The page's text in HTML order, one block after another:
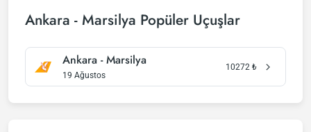
Ankara - Marsilya Popüler Uçuşlar
Ankara - Marsilya
19 Ağustos
10272 ₺